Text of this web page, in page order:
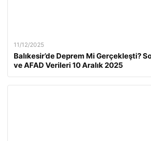
11/12/2025
Balıkesir’de Deprem Mi Gerçekleşti?
ve AFAD Verileri 10 Aralık 2025